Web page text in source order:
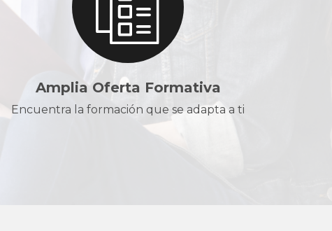
Amplia Oferta Formativa
Encuentra la formación que se adapta a ti